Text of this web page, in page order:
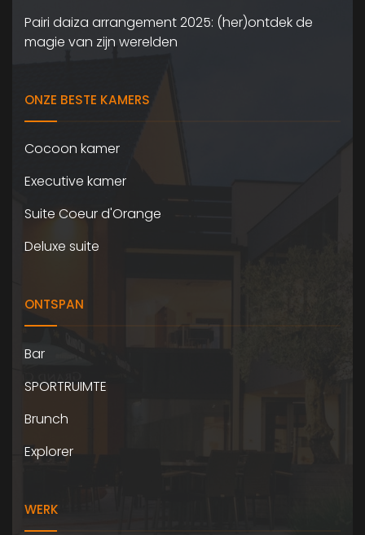
Pairi daiza arrangement 2025: (her)ontdek de
magie van zijn werelden
ONZE BESTE KAMERS
Cocoon kamer
Executive kamer
Suite Coeur d'Orange
Deluxe suite
ONTSPAN
Bar
SPORTRUIMTE
Brunch
Explorer
WERK